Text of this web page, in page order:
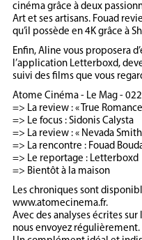
cinéma grâce à deux
Art et ses artisans. Fouad
qu’il possède en 4K grâce à
Enfin, Aline vous proposera
l’application Letterboxd,
suivi des films que vous
Atome Cinéma - Le Mag -
=> La review : « True
=> Le focus : Sidonis Calysta
=> La review : « Nevada
=> La rencontre : Fouad
=> Le reportage : Letterboxd
=> Bientôt à la maison
Les chroniques sont
www.atomecinema.fr.
Avec des analyses écrites
nous envoyez régulièrement.